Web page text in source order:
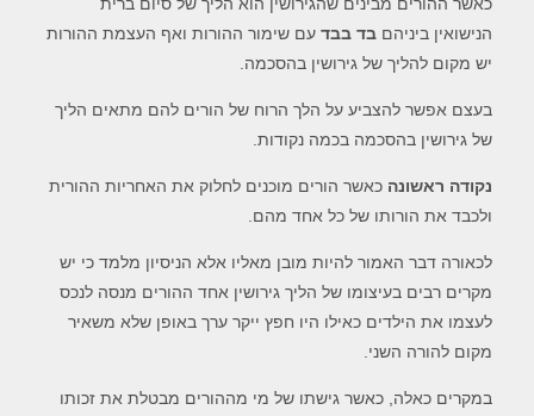
הנישואין ביניהם בד בבד עם שימור ההורות ואף העצמת ההורות
יש מקום להליך של גירושין בהסכמה.
בעצם אפשר להצביע על הלך הרוח של הורים להם מתאים הליך
של גירושין בהסכמה בכמה נקודות.
נקודה ראשונה כאשר הורים מוכנים לחלוק את האחריות ההורית
ולכבד את הורותו של כל אחד מהם.
לכאורה דבר האמור להיות מובן מאליו אלא הניסיון מלמד כי יש
מקרים רבים בעיצומו של הליך גירושין אחד ההורים מנסה לנכס
לעצמו את הילדים כאילו היו חפץ ייקר ערך באופן שלא משאיר
מקום להורה השני.
במקרים כאלה, כאשר גישתו של מי מההורים מבטלת את זכותו